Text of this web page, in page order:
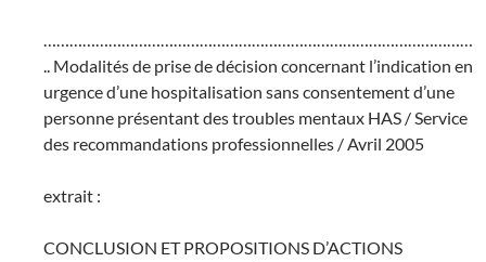
………………………………………………………………………………………
.. Modalités de prise de décision concernant l’indication en
urgence d’une hospitalisation sans consentement d’une
personne présentant des troubles mentaux HAS / Service
des recommandations professionnelles / Avril 2005
extrait :
CONCLUSION ET PROPOSITIONS D’ACTIONS